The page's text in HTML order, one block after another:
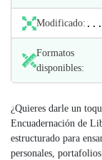
Modificado:
Formatos
disponibles:
¿Quieres darle un
Encuadernación de
estructurado para
personales,